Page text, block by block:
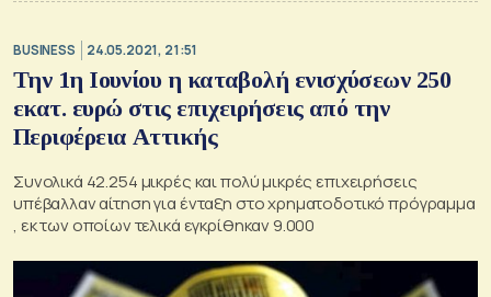
BUSINESS 24.05.2021, 21:51
Την 1η Ιουνίου η καταβολή ενισχύσεων 250
εκατ. ευρώ στις επιχειρήσεις από την
Περιφέρεια Αττικής
Συνολικά 42.254 μικρές και πολύ μικρές επιχειρήσεις
υπέβαλλαν αίτηση για ένταξη στο χρηματοδοτικό πρόγραμμα
, εκ των οποίων τελικά εγκρίθηκαν 9.000